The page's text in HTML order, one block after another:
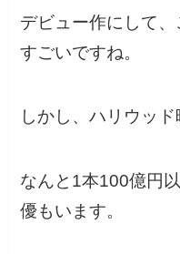
デビュー作にして
すごいですね。
しかし、ハリウッド
なんと1本100億円
優もいます。